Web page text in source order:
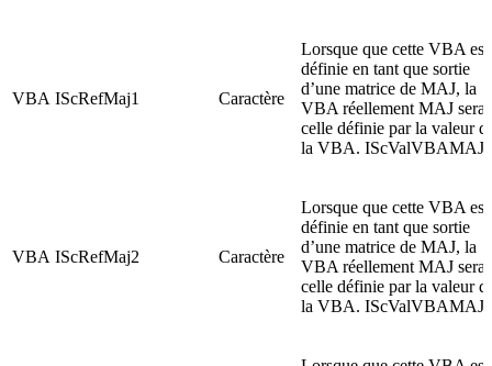
VBA IScRefMaj1 Caractère
Lorsque que cette VBA est
définie en tant que sortie
d’une matrice de MAJ, la
VBA réellement MAJ sera
celle définie par la valeur
la VBA. IScValVBAMAJ1
VBA IScRefMaj2 Caractère
Lorsque que cette VBA est
définie en tant que sortie
d’une matrice de MAJ, la
VBA réellement MAJ sera
celle définie par la valeur
la VBA. IScValVBAMAJ2